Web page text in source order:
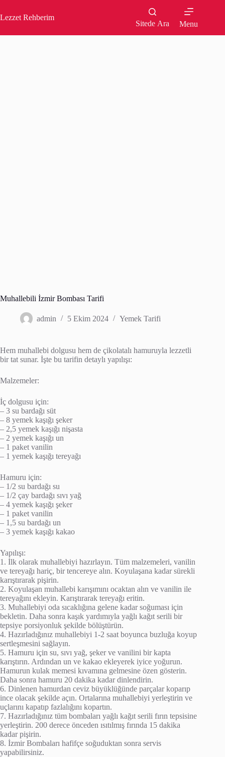
to
content
Lezzet Rehberim
Sitede Ara Menu
Muhallebili İzmir Bombası Tarifi
admin 5 Ekim 2024 Yemek Tarifi
Hem muhallebi dolgusu hem de çikolatalı hamuruyla lezzetli
bir tat sunar. İşte bu tarifin detaylı yapılışı:
Malzemeler:
İç dolgusu için:
– 3 su bardağı süt
– 8 yemek kaşığı şeker
– 2,5 yemek kaşığı nişasta
– 2 yemek kaşığı un
– 1 paket vanilin
– 1 yemek kaşığı tereyağı
Hamuru için:
– 1/2 su bardağı su
– 1/2 çay bardağı sıvı yağ
– 4 yemek kaşığı şeker
– 1 paket vanilin
– 1,5 su bardağı un
– 3 yemek kaşığı kakao
Yapılışı:
1. İlk olarak muhallebiyi hazırlayın. Tüm malzemeleri, vanilin
ve tereyağı hariç, bir tencereye alın. Koyulaşana kadar sürekli
karıştırarak pişirin.
2. Koyulaşan muhallebi karışımını ocaktan alın ve vanilin ile
tereyağını ekleyin. Karıştırarak tereyağı eritin.
3. Muhallebiyi oda sıcaklığına gelene kadar soğuması için
bekletin. Daha sonra kaşık yardımıyla yağlı kağıt serili bir
tepsiye porsiyonluk şekilde bölüştürün.
4. Hazırladığınız muhallebiyi 1-2 saat boyunca buzluğa koyup
sertleşmesini sağlayın.
5. Hamuru için su, sıvı yağ, şeker ve vanilini bir kapta
karıştırın. Ardından un ve kakao ekleyerek iyice yoğurun.
Hamurun kulak memesi kıvamına gelmesine özen gösterin.
Daha sonra hamuru 20 dakika kadar dinlendirin.
6. Dinlenen hamurdan ceviz büyüklüğünde parçalar koparıp
ince olacak şekilde açın. Ortalarına muhallebiyi yerleştirin ve
uçlarını kapatıp fazlalığını kopartın.
7. Hazırladığınız tüm bombaları yağlı kağıt serili fırın tepsisine
yerleştirin. 200 derece önceden ısıtılmış fırında 15 dakika
kadar pişirin.
8. İzmir Bombaları hafifçe soğuduktan sonra servis
yapabilirsiniz.